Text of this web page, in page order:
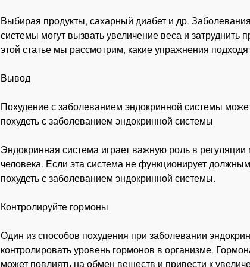
Выбирая продукты, сахарный диабет и др.
системы могут вызвать увеличение веса и затруднить
этой статье мы рассмотрим, какие упражнения
Вывод
Похудение с заболеванием эндокринной системы
похудеть с заболеванием эндокринной системы
Эндокринная система играет важную роль в регуляции
человека. Если эта система не функционирует
похудеть с заболеванием эндокринной системы.
Контролируйте гормоны
Один из способов похудения при заболевании
контролировать уровень гормонов в организме.
может повлиять на обмен веществ и привести к